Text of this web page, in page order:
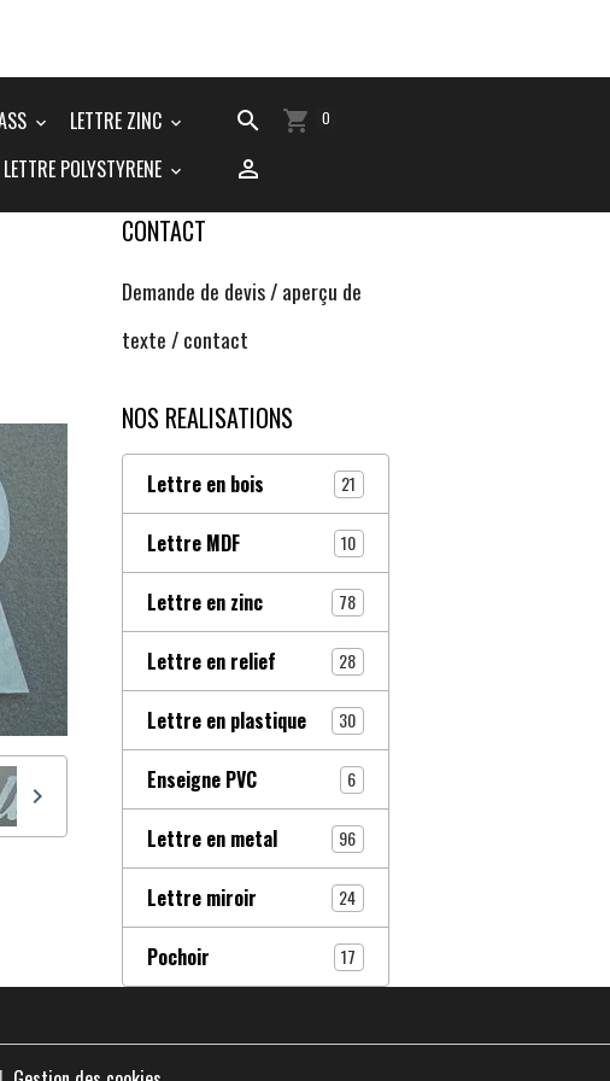
LETTRE ZINC
LETTRE POLYSTYRENE
0
CONTACT
Demande de devis / aperçu de
texte / contact
NOS REALISATIONS
Lettre en bois 21
Lettre MDF 10
Lettre en zinc 78
Lettre en relief 28
Lettre en plastique 30
Enseigne PVC 6
Lettre en metal 96
Lettre miroir 24
Pochoir 17